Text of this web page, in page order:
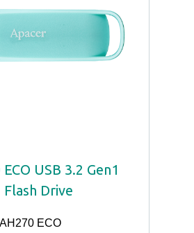
USB 3.2 Gen1
Flash Drive
AH270 ECO